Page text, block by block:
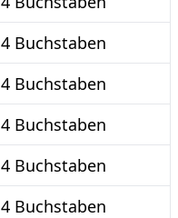
4 Buchstaben
4 Buchstaben
4 Buchstaben
4 Buchstaben
4 Buchstaben